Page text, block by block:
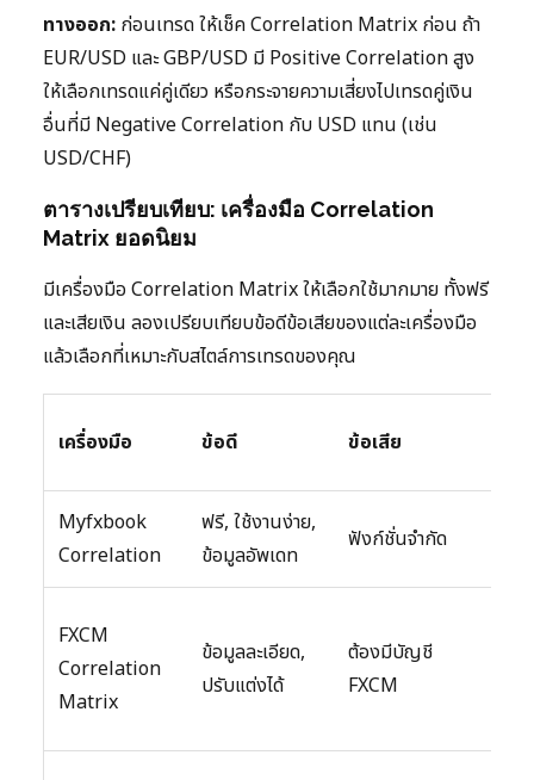
ทางออก: ก่อนเทรด ให้เช็ค Correlation Matrix ก่อน ถ้า
EUR/USD และ GBP/USD มี Positive Correlation สูง
ให้เลือกเทรดแค่คู่เดียว หรือกระจายความเสี่ยงไปเทรดคู่เงิน
อื่นที่มี Negative Correlation กับ USD แทน (เช่น
USD/CHF)
ตารางเปรียบเทียบ: เครื่องมือ Correlation
Matrix ยอดนิยม
มีเครื่องมือ Correlation Matrix ให้เลือกใช้มากมาย ทั้งฟรี
และเสียเงิน ลองเปรียบเทียบข้อดีข้อเสียของแต่ละเครื่องมือ
แล้วเลือกที่เหมาะกับสไตล์การเทรดของคุณ
เครื่องมือ ข้อดี ข้อเสีย
Myfxbook
Correlation
ฟรี, ใช้งานง่าย,
ข้อมูลอัพเดท
ฟังก์ชั่นจำกัด
FXCM
Correlation
Matrix
ข้อมูลละเอียด,
ปรับแต่งได้
ต้องมีบัญชี
FXCM